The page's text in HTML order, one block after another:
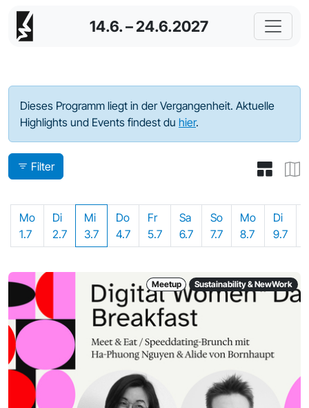
14.6. – 24.6.2027
Programm - 2024
Dieses Programm liegt in der Vergangenheit. Aktuelle
Highlights und Events findest du hier.
Filter
Mo
1.7
Di
2.7
Mi
3.7
Do
4.7
Fr
5.7
Sa
6.7
So
7.7
Mo
8.7
Di
9.7
Meetup Sustainability & NewWork